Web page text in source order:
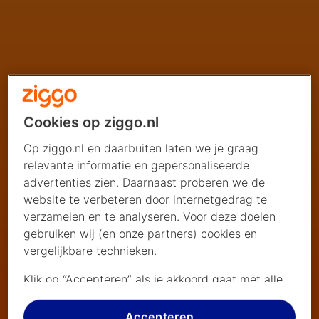
Cookies op ziggo.nl
Op ziggo.nl en daarbuiten laten we je graag
relevante informatie en gepersonaliseerde
advertenties zien. Daarnaast proberen we de
website te verbeteren door internetgedrag te
verzamelen en te analyseren. Voor deze doelen
gebruiken wij (en onze partners) cookies en
vergelijkbare technieken.
Klik op “Accepteren” als je akkoord gaat met alle
cookies. Kies je voor “Nee, liever niet”, dan
plaatsen we alleen strikt noodzakelijke cookies om